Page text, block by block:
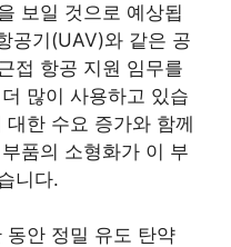
보일 것으로 예상됩
공기(UAV)와 같은 공
접 항공 지원 임무를
많이 사용하고 있습
한 수요 증가와 함께
품의 소형화가 이 부
니다.
동안 정밀 유도 탄약